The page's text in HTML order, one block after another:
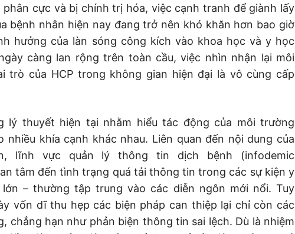
cực và bị chính trị hóa, việc cạnh tranh để giành lấy
bệnh nhân hiện nay đang trở nên khó khăn hơn bao giờ
hưởng của làn sóng công kích vào khoa học và y học
càng lan rộng trên toàn cầu, việc nhìn nhận lại môi
trò của HCP trong không gian hiện đại là vô cùng cấp
lý thuyết hiện tại nhằm hiểu tác động của môi trường
khía cạnh khác nhau. Liên quan đến nội dung của
lĩnh vực quản lý thông tin dịch bệnh (infodemic
tâm đến tình trạng quá tải thông tin trong các sự kiện y
– thường tập trung vào các diễn ngôn mới nổi. Tuy
vốn dĩ thu hẹp các biện pháp can thiệp lại chỉ còn các
chẳng hạn như phản biện thông tin sai lệch. Dù là nhiệm